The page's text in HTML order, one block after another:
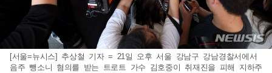
[서울=뉴시스] 추상철 기자 = 21일 오후 서울 강남구 강남경찰서에서
음주 뺑소니 혐의를 받는 트로트 가수 김호중이 취재진을 피해 지하주